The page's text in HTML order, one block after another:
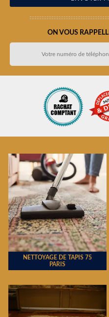
ON VOUS
NETTOYAGE DE TAPIS 75
PARIS